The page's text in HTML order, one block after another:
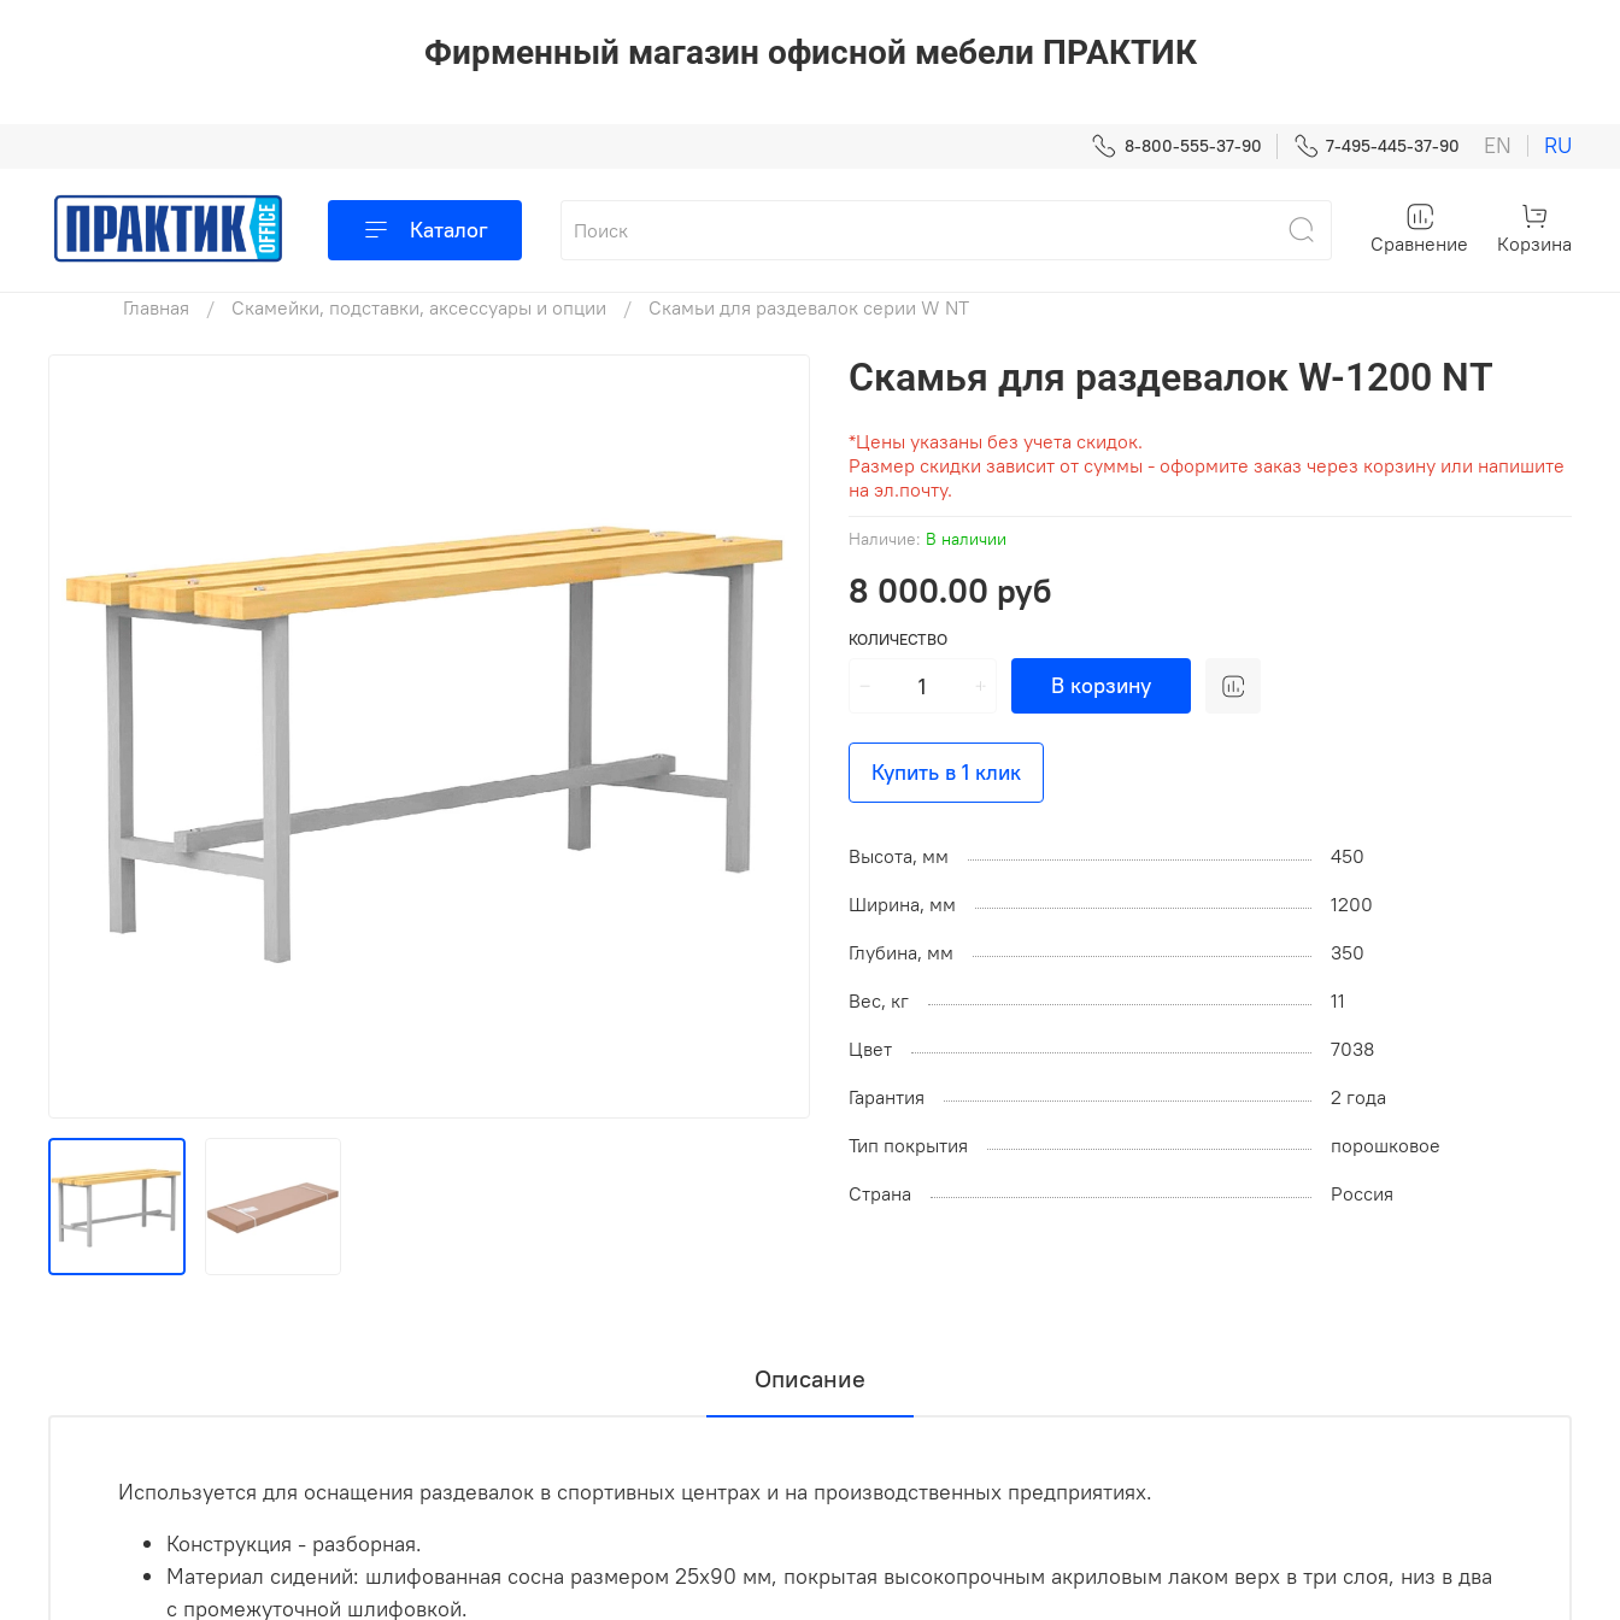
Фирменный магазин офисной мебели ПРАКТИК
8-800-555-37-90 7-495-445-37-90 EN RU
Каталог Сравнение Корзина
Главная Скамейки, подставки, аксессуары и опции Скамьи для раздевалок серии W NT
Наличие: В наличии
Скамья для раздевалок W-1200 NT
8 000.00 руб
КОЛИЧЕСТВО
В корзину
Купить в 1 клик
*Цены указаны без учета скидок.
Размер скидки зависит от суммы - оформите заказ через корзину или напишите
на эл.почту.
Высота, мм
450
Ширина, мм
1200
Глубина, мм
350
Вес, кг
11
Цвет
7038
Гарантия
2 года
Тип покрытия
порошковое
Страна
Россия
Описание
Используется для оснащения раздевалок в спортивных центрах и на производственных предприятиях.
Конструкция - разборная.
Материал сидений: шлифованная сосна размером 25х90 мм, покрытая высокопрочным акриловым лаком верх в три слоя, низ в два
с промежуточной шлифовкой.